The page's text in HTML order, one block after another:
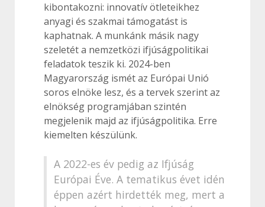
kibontakozni: innovatív ötleteikhez
anyagi és szakmai támogatást is
kaphatnak. A munkánk másik nagy
szeletét a nemzetközi ifjúságpolitikai
feladatok teszik ki. 2024-ben
Magyarország ismét az Európai Unió
soros elnöke lesz, és a tervek szerint az
elnökség programjában szintén
megjelenik majd az ifjúságpolitika. Erre
kiemelten készülünk.
A 2022-es év pedig az Ifjúság
Európai Éve. A tematikus évet idén
éppen azért hirdették meg, mert a